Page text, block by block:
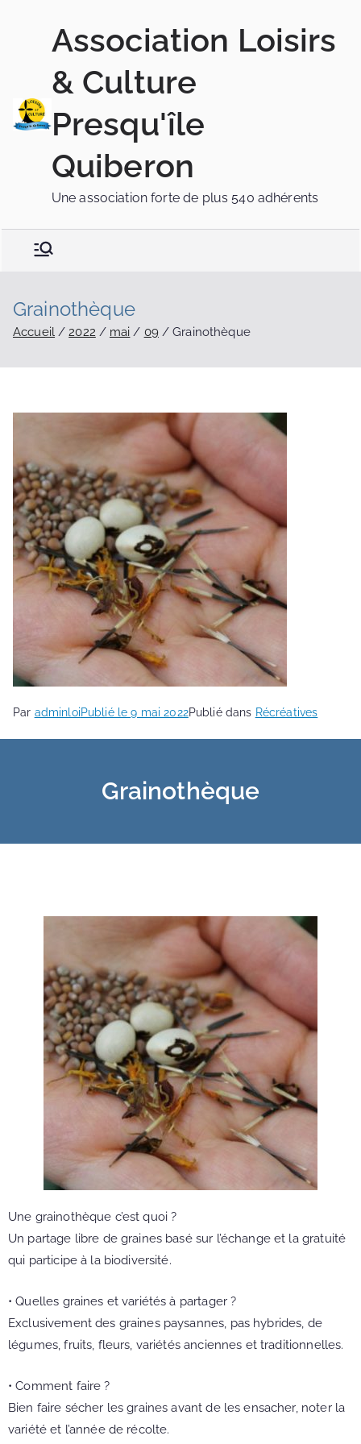
Association Loisirs
& Culture
Presqu'île
Quiberon
Une association forte de plus 540 adhérents
Grainothèque
Accueil 2022 mai 09 Grainothèque
Par adminloiPublié le9 mai 2022Publié dans Récréatives
Grainothèque
Une grainothèque c’est quoi ?
Un partage libre de graines basé sur l’échange et la gratuité
qui participe à la biodiversité.
• Quelles graines et variétés à partager ?
Exclusivement des graines paysannes, pas hybrides, de
légumes, fruits, fleurs, variétés anciennes et traditionnelles.
• Comment faire ?
Bien faire sécher les graines avant de les ensacher, noter la
variété et l’année de récolte.